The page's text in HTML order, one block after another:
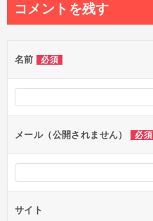
ビ
ー
シ
ョ
ン
コメントを残す
名前 必須
メール（公開されません） 必須
サイト